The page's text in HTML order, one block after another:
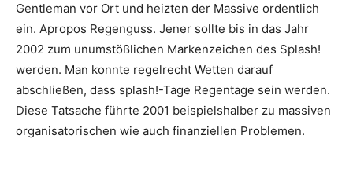
Gentleman vor Ort und heizten der Massive ordentlich
ein. Apropos Regenguss. Jener sollte bis in das Jahr
2002 zum unumstößlichen Markenzeichen des Splash!
werden. Man konnte regelrecht Wetten darauf
abschließen, dass splash!-Tage Regentage sein werden.
Diese Tatsache führte 2001 beispielshalber zu massiven
organisatorischen wie auch finanziellen Problemen.